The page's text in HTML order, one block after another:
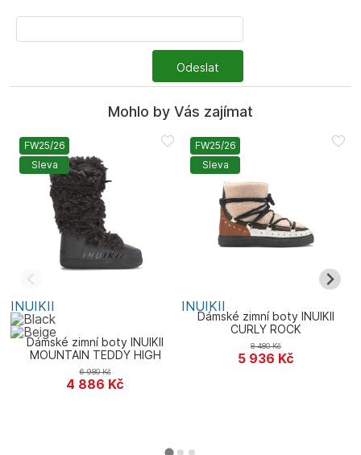
Odeslat
Mohlo by Vás zajímat
FW25/26
Sleva
INUIKII
Dámské zimní boty INUIKII
MOUNTAIN TEDDY HIGH
4 886 Kč
6 980Kč
FW25/26
Sleva
INUIKII
Dámské zimní boty INUIKII
CURLY ROCK
5 936 Kč
8 480Kč